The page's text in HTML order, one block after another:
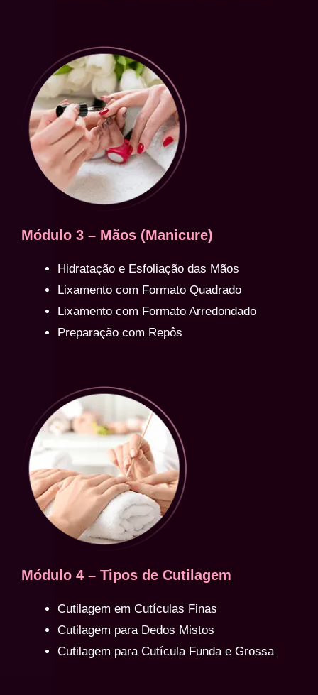
Módulo 3 – Mãos (Manicure)
Hidratação e Esfoliação das Mãos
Lixamento com Formato Quadrado
Lixamento com Formato Arredondado
Preparação com Repôs
Módulo 4 – Tipos de Cutilagem
Cutilagem em Cutículas Finas
Cutilagem para Dedos Mistos
Cutilagem para Cutícula Funda e Grossa